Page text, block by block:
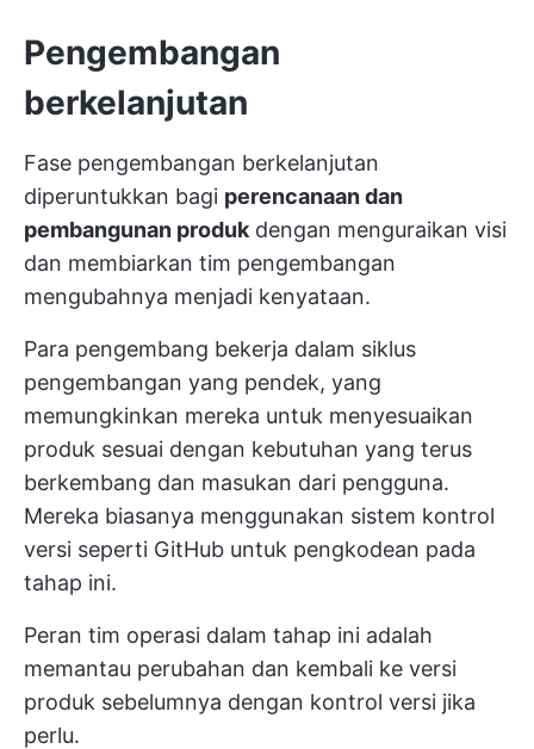
Pengembangan
berkelanjutan
Fase pengembangan berkelanjutan
diperuntukkan bagi perencanaan dan
pembangunan produk dengan menguraikan visi
dan membiarkan tim pengembangan
mengubahnya menjadi kenyataan.
Para pengembang bekerja dalam siklus
pengembangan yang pendek, yang
memungkinkan mereka untuk menyesuaikan
produk sesuai dengan kebutuhan yang terus
berkembang dan masukan dari pengguna.
Mereka biasanya menggunakan sistem kontrol
versi seperti GitHub untuk pengkodean pada
tahap ini.
Peran tim operasi dalam tahap ini adalah
memantau perubahan dan kembali ke versi
produk sebelumnya dengan kontrol versi jika
perlu.